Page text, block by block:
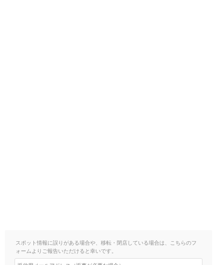
スポット情報に誤りがある場合や、移転・閉店している場合は、こちらのフ
ォームよりご報告いただけると幸いです。